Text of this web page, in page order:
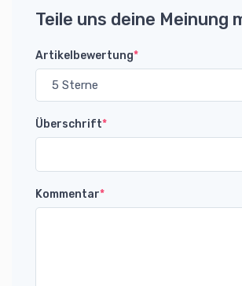
Teile uns deine Meinung
Artikelbewertung*
Überschrift*
Kommentar*